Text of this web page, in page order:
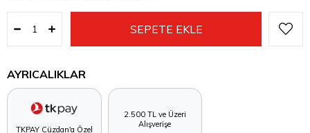
AYRICALIKLAR
TKPAY Cüzdan'a Özel
2.500 TL ve Üzeri
Alışverişe